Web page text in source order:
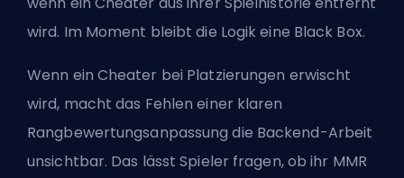
wird. Im Moment bleibt die Logik eine Black Box.
Wenn ein Cheater bei Platzierungen erwischt
wird, macht das Fehlen einer klaren
Rangbewertungsanpassung die Backend-Arbeit
unsichtbar. Das lässt Spieler fragen, ob ihr MMR